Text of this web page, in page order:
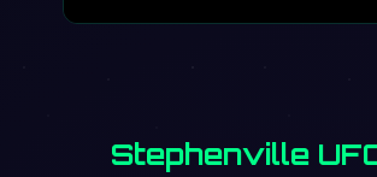
Stephenville